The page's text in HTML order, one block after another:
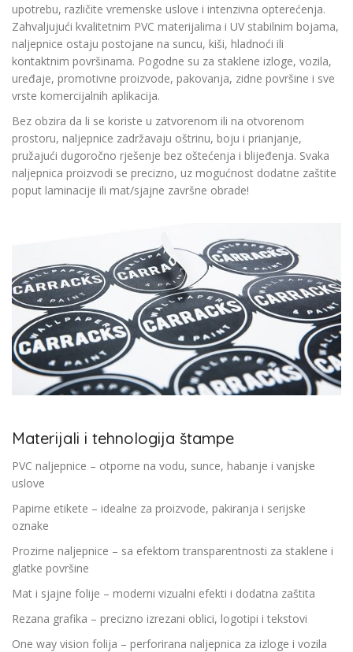
upotrebu, različite vremenske uslove i intenzivna opterećenja.
Zahvaljujući kvalitetnim PVC materijalima i UV stabilnim bojama,
naljepnice ostaju postojane na suncu, kiši, hladnoći ili
kontaktnim površinama. Pogodne su za staklene izloge, vozila,
uređaje, promotivne proizvode, pakovanja, zidne površine i sve
vrste komercijalnih aplikacija.
Bez obzira da li se koriste u zatvorenom ili na otvorenom
prostoru, naljepnice zadržavaju oštrinu, boju i prianjanje,
pružajući dugoročno rješenje bez oštećenja i blijeđenja. Svaka
naljepnica proizvodi se precizno, uz mogućnost dodatne zaštite
poput laminacije ili mat/sjajne završne obrade!
Materijali i tehnologija štampe
PVC naljepnice – otporne na vodu, sunce, habanje i vanjske
uslove
Papirne etikete – idealne za proizvode, pakiranja i serijske
oznake
Prozirne naljepnice – sa efektom transparentnosti za staklene i
glatke površine
Mat i sjajne folije – moderni vizualni efekti i dodatna zaštita
Rezana grafika – precizno izrezani oblici, logotipi i tekstovi
One way vision folija – perforirana naljepnica za izloge i vozila